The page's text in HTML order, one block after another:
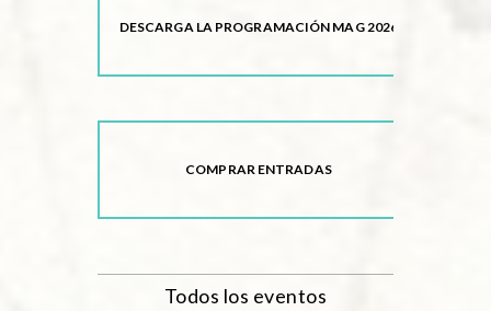
DESCARGA LA PROGRAMACIÓN MAG 2026
COMPRAR ENTRADAS
Todos los eventos